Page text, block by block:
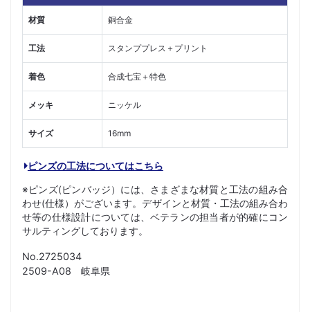
材質 銅合金
工法 スタンププレス＋プリント
着色 合成七宝＋特色
メッキ ニッケル
サイズ 16mm
ピンズの工法についてはこちら
※ピンズ(ピンバッジ）には、さまざまな材質と工法の組み合
わせ(仕様）がございます。デザインと材質・工法の組み合わ
せ等の仕様設計については、ベテランの担当者が的確にコン
サルティングしております。
No.2725034
2509-A08 岐阜県